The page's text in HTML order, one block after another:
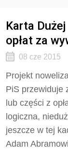
Karta
opłat za
08 cze 2015
Projekt
PiS przewiduje
lub części z
logiczna,
jeszcze w tej
Adam